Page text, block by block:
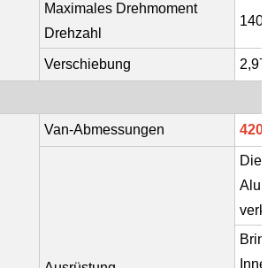
Maximales Drehmoment
Drehzahl
Verschiebung 2,97 l
Van-Abmessungen 4200
Die